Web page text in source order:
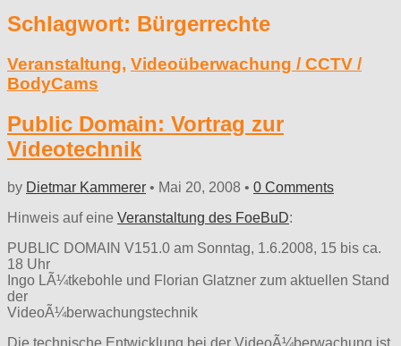
Schlagwort: Bürgerrechte
Veranstaltung, Videoüberwachung / CCTV /
BodyCams
Public Domain: Vortrag zur
Videotechnik
by Dietmar Kammerer • Mai 20, 2008 • 0 Comments
Hinweis auf eine Veranstaltung des FoeBuD:
PUBLIC DOMAIN V151.0 am Sonntag, 1.6.2008, 15 bis ca.
18 Uhr
Ingo LÃ¼tkebohle und Florian Glatzner zum aktuellen Stand
der
VideoÃ¼berwachungstechnik
Die technische Entwicklung bei der VideoÃ¼berwachung ist